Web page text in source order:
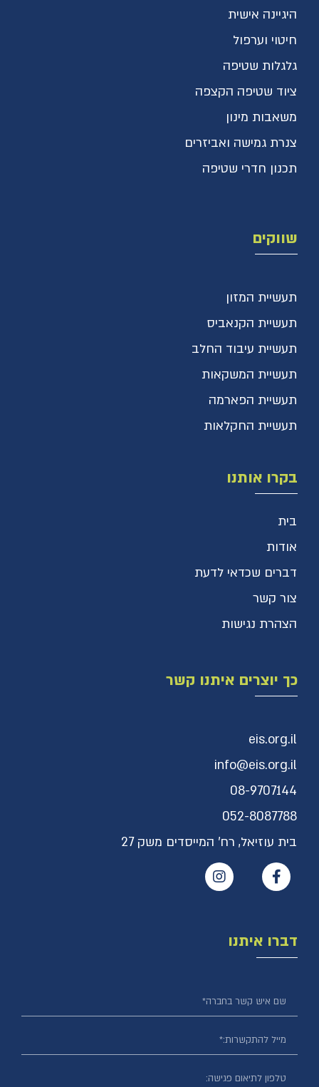
היגיינה אישית
חיטוי וערפול
גלגלות שטיפה
ציוד שטיפה הקצפה
משאבות מינון
צנרת גמישה ואביזרים
תכנון חדרי שטיפה
שווקים
תעשיית המזון
תעשיית הקנאביס
תעשיית עיבוד החלב
תעשיית המשקאות
תעשיית הפארמה
תעשיית החקלאות
בקרו אותנו
בית
אודות
דברים שכדאי לדעת
צור קשר
הצהרת נגישות
כך יוצרים איתנו קשר
eis.org.il
info@eis.org.il
08-9707144
052-8087788
בית עוזיאל, רח' המייסדים משק 27
דברו איתנו